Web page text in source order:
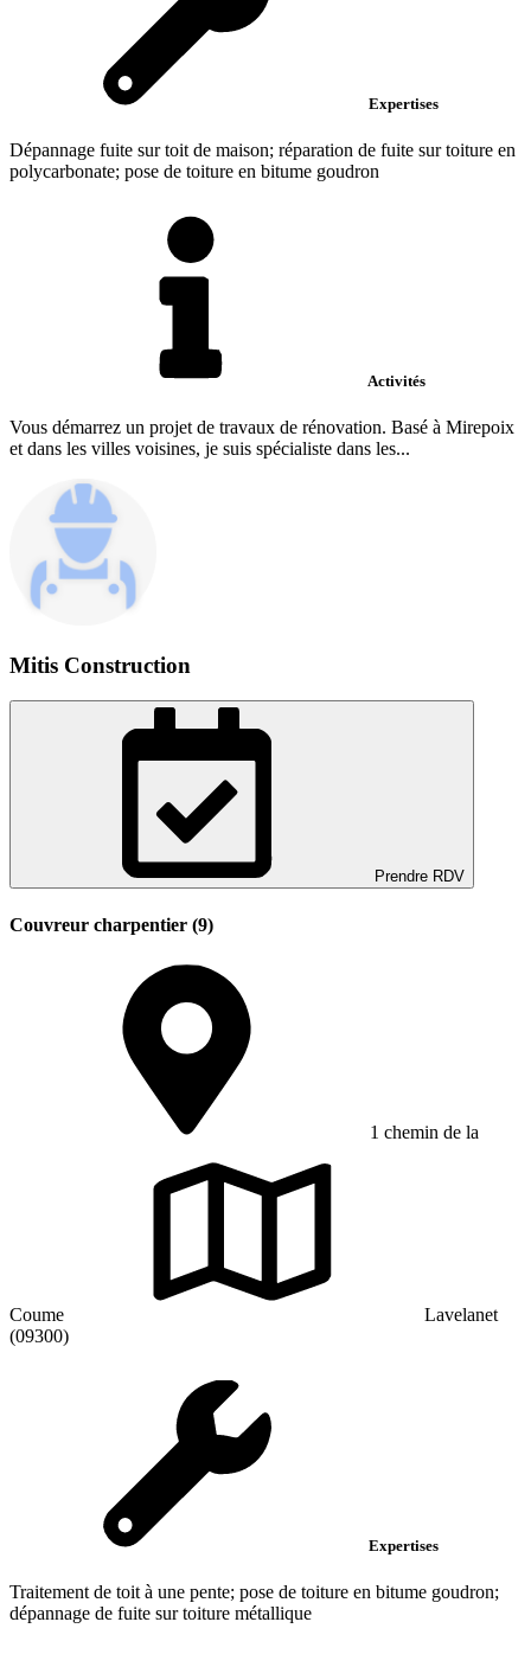
Expertises
Dépannage fuite sur toit de maison; réparation de fuite sur toiture en
polycarbonate; pose de toiture en bitume goudron
Activités
Vous démarrez un projet de travaux de rénovation. Basé à Mirepoix
et dans les villes voisines, je suis spécialiste dans les...
Mitis Construction
Prendre RDV
Couvreur charpentier (9)
1 chemin de la
Coume
Lavelanet
(09300)
Expertises
Traitement de toit à une pente; pose de toiture en bitume goudron;
dépannage de fuite sur toiture métallique